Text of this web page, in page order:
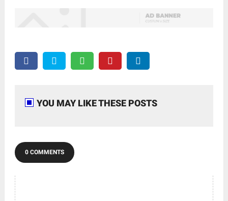
YOU MAY LIKE THESE POSTS
0 COMMENTS